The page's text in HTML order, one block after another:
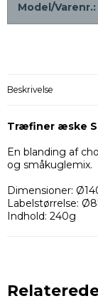
Model/Varenr.:
Beskrivelse
Træfiner æske S
En blanding af
og småkuglemix.
Dimensioner:
Labelstørrelse:
Indhold: 240g